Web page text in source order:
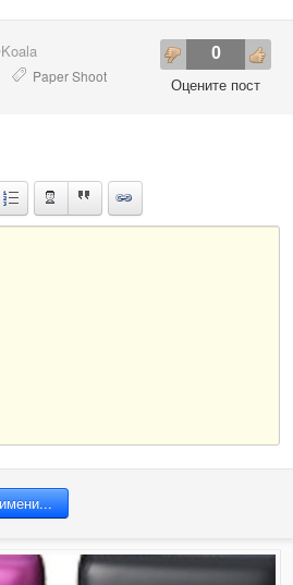
0
Оцените пост
Paper Shoot